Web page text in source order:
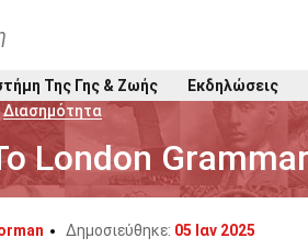
Της Γης & Ζωής Εκδηλώσεις
Διασημότητα
London
Δημοσιεύθηκε: 05 Ιαν 2025